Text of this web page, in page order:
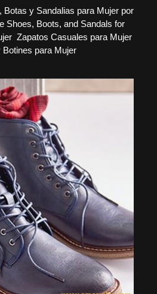
Botas y Sandalias para Mujer por
Shoes, Boots, and Sandals for
Zapatos Casuales para Mujer
Botines para Mujer